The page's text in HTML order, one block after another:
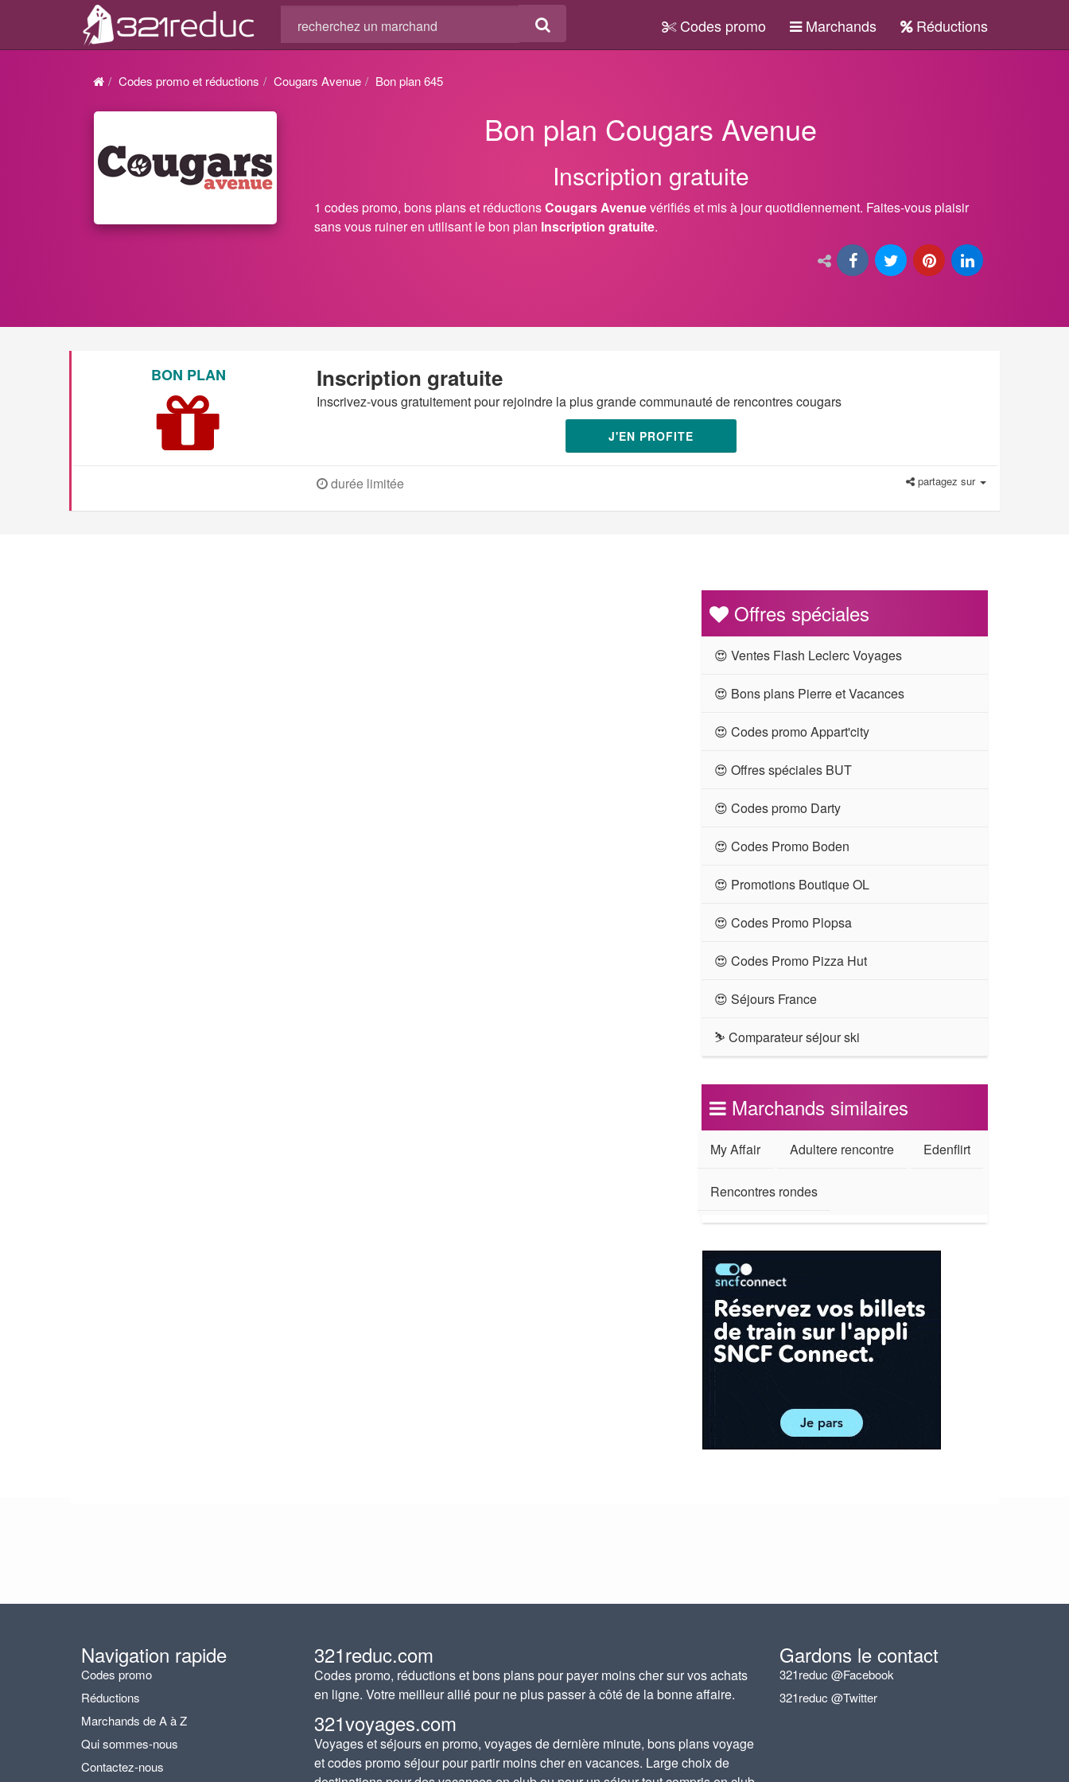
Codes promo Marchands Réductions
Codes promo et réductions Cougars Avenue Bon plan 645
Bon plan Cougars Avenue
Inscription gratuite
1 codes promo, bons plans et réductionsCougars Avenuevérifiés et mis à jour quotidiennement. Faites-vous plaisir
sans vous ruiner en utilisant le bon plan Inscription gratuite.
BON PLAN Inscription gratuite
Inscrivez-vous gratuitement pour rejoindre la plus grande communauté de rencontres cougars
J'EN PROFITE
durée limitée partagez sur
Offres spéciales
😍 Ventes Flash Leclerc Voyages
😍 Bons plans Pierre et Vacances
😍 Codes promo Appart'city
😍 Offres spéciales BUT
😍 Codes promo Darty
😍 Codes Promo Boden
😍 Promotions Boutique OL
😍 Codes Promo Plopsa
😍 Codes Promo Pizza Hut
😍 Séjours France
⛷ Comparateur séjour ski
Marchands similaires
My Affair Adultere rencontre Edenflirt
Rencontres rondes
Navigation rapide
Codes promo
Réductions
Marchands de A à Z
Qui sommes-nous
Contactez-nous
321reduc.com
Codes promo, réductions et bons plans pour payer moins cher sur vos achats
en ligne. Votre meilleur allié pour ne plus passer à côté de la bonne affaire.
321voyages.com
Voyages et séjours en promo, voyages de dernière minute, bons plans voyage
et codes promo séjour pour partir moins cher en vacances. Large choix de
Gardons le contact
321reduc @Facebook
321reduc @Twitter